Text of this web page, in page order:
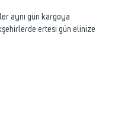
aynı gün kargoya
ertesi gün elinize